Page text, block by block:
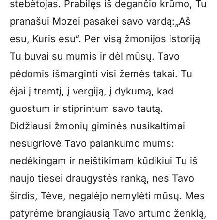
stebėtojas. Prabilęs iš degančio krūmo, Tu
pranašui Mozei pasakei savo vardą:„Aš
esu, Kuris esu“. Per visą žmonijos istoriją
Tu buvai su mumis ir dėl mūsų. Tavo
pėdomis išmarginti visi žemės takai. Tu
ėjai į tremtį, į vergiją, į dykumą, kad
guostum ir stiprintum savo tautą.
Didžiausi žmonių giminės nusikaltimai
nesugriovė Tavo palankumo mums:
nedėkingam ir neištikimam kūdikiui Tu iš
naujo tiesei draugystės ranką, nes Tavo
širdis, Tėve, negalėjo nemylėti mūsų. Mes
patyrėme brangiausią Tavo artumo ženklą,